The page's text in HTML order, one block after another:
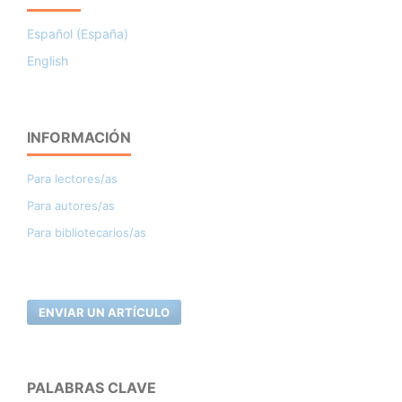
Español (España)
English
INFORMACIÓN
Para lectores/as
Para autores/as
Para bibliotecarios/as
ENVIAR UN ARTÍCULO
PALABRAS CLAVE